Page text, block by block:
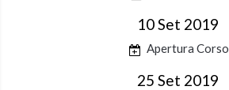
10 Set 2019
Apertura Corso
25 Set 2019